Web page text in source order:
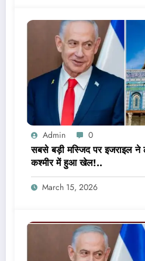
Admin 0
सबसे बड़ी मस्जिद पर इजराइल ने
कश्मीर में हुआ खेल!..
March 15, 2026